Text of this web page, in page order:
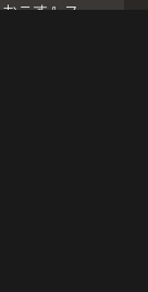
『夏色の雲が恋と嵐をまきおこす』スペシャルメイキング 【Part1】2026年７月18日（土）23時30分～配信スタート！話題のシーンの裏側を大公開！豪華キャスト大集合！ 『武宮家 真夏の家族会議』開催！